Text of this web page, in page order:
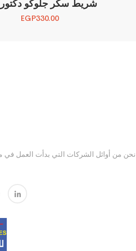
شريط سكر جلوكو دكتور
EGP330.00
نحن من أوائل الشركات التي بدأت العمل في